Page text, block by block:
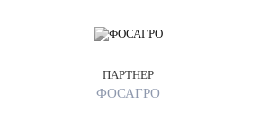
ПАРТНЕР
ФОСАГРО